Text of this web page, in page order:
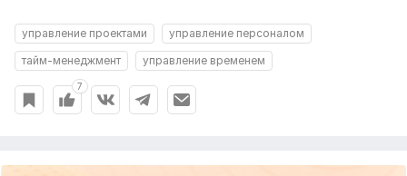
управление проектами
управление персоналом
тайм-менеджмент
управление временем
7